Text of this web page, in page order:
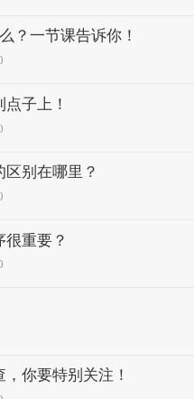
？一节课告诉你！
子上！
别在哪里？
重要？
你要特别关注！